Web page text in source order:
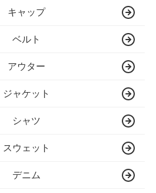
キャップ
ベルト
アウター
ジャケット
シャツ
スウェット
デニム